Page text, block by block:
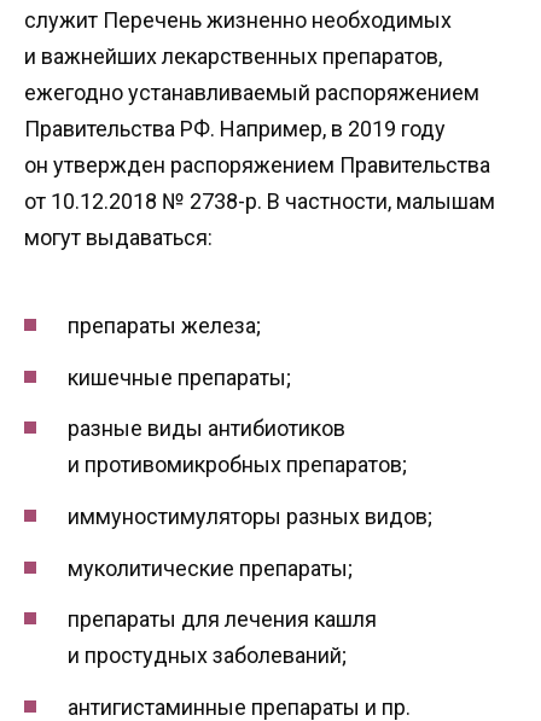
служит Перечень жизненно необходимых
и важнейших лекарственных препаратов,
ежегодно устанавливаемый распоряжением
Правительства РФ. Например, в 2019 году
он утвержден распоряжением Правительства
от 10.12.2018 № 2738-р. В частности, малышам
могут выдаваться:
препараты железа;
кишечные препараты;
разные виды антибиотиков
и противомикробных препаратов;
иммуностимуляторы разных видов;
муколитические препараты;
препараты для лечения кашля
и простудных заболеваний;
антигистаминные препараты и пр.